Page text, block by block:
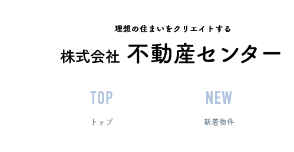
トップ 新着物件